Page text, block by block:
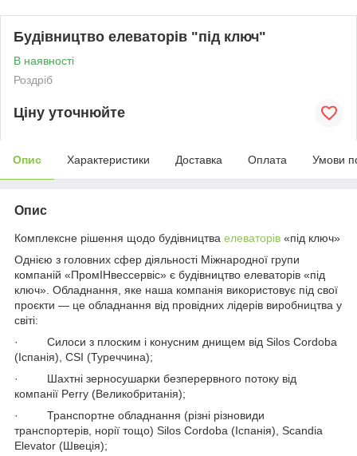
Будівництво елеваторів "під ключ"
В наявності
Роздріб
Ціну уточнюйте
Опис Характеристики Доставка Оплата Умови
Опис
Комплексне рішення щодо будівництва елеваторів «під ключ»
Однією з головних сфер діяльності Міжнародної групи
компаній «ПромІНвессервіс» є будівництво елеваторів «під
ключ». Обладнання, яке наша компанія використовує під свої
проєкти — це обладнання від провідних лідерів виробництва у
світі:
· Силоси з плоским і конусним днищем від Silos Cordoba
(Іспанія), CSI (Туреччина);
· Шахтні зерносушарки безперервного потоку від
компанії Perry (Великобританія);
· Транспортне обладнання (різні різновиди
транспортерів, норії тощо) Silos Cordoba (Іспанія), Scandia
Elevator (Швеція);